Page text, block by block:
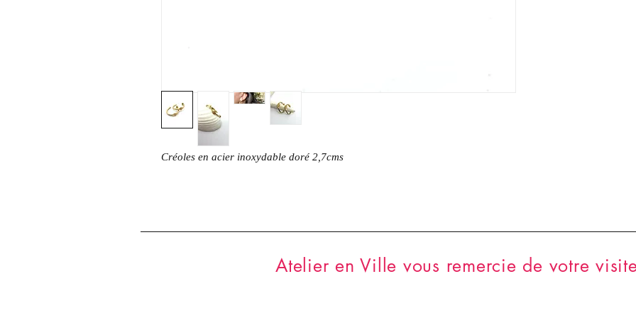
Créoles en acier inoxydable doré 2,7cms
Atelier en Ville vous remercie de votre